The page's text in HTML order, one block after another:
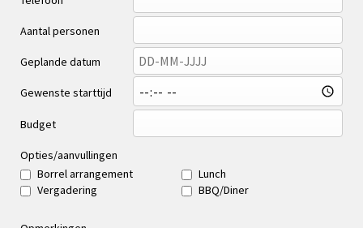
Aantal personen
Geplande datum
Gewenste starttijd
Budget
Opties/aanvullingen
Borrel arrangement
Lunch
Vergadering
BBQ/Diner